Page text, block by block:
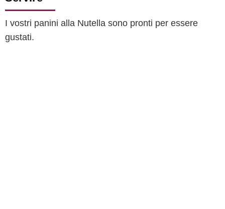
I vostri panini alla Nutella sono pronti per essere
gustati.